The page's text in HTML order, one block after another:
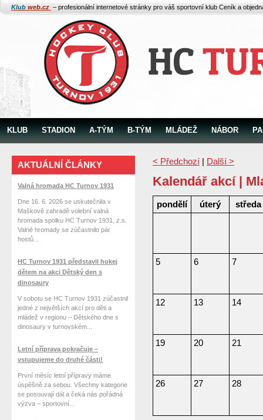
Klub web.cz – profesionální internetové stránky pro váš sportovní klub Ceník a
KLUB STADION A-TÝM B-TÝM MLÁDEŽ NÁBOR
< Předchozí Další >
Kalendář akcí |
pondělí úterý středa
5 6 7
12 13 14
19 20 21
26 27 28
AKTUÁLNÍ ČLÁNKY
Valná hromada HC Turnov 1931
Dne 16. 6. 2026 se uskutečnila v
Maškově zahradě volební valná
hromada spolku HC Turnov 1931, z.s.
Valné hromady se zúčastnilo pár
hostů...
HC Turnov 1931 představil hokej
dětem na akci Dětský den s
dinosaury
V sobotu se HC Turnov 1931 zúčastnil
jedné z největších akcí pro děti a
mládež v regionu – Dětského dne s
dinosaury v turnovském...
Letní příprava pokračuje –
vstupujeme do druhé části!
První měsíc letní přípravy máme
úspěšně za sebou. Všechny kategorie
se posouvají dál a čeká nás pořádná
výzva – sportovní...